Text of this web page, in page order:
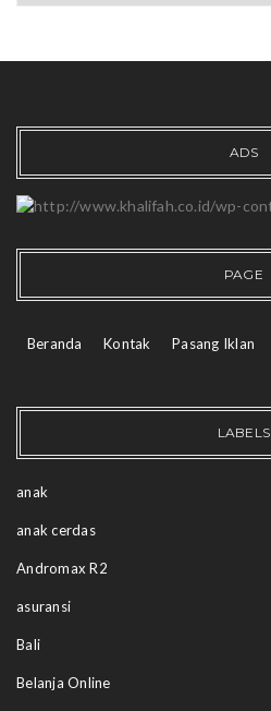
ADS
PAGE
Beranda Kontak Pasang Iklan
LABELS
anak
anak cerdas
Andromax R2
asuransi
Bali
Belanja Online